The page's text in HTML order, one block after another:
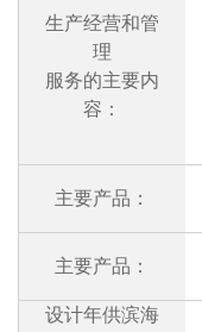
生产经营和管
理
服务的主要内
容：
主要产品：
主要产品：
设计年供滨海